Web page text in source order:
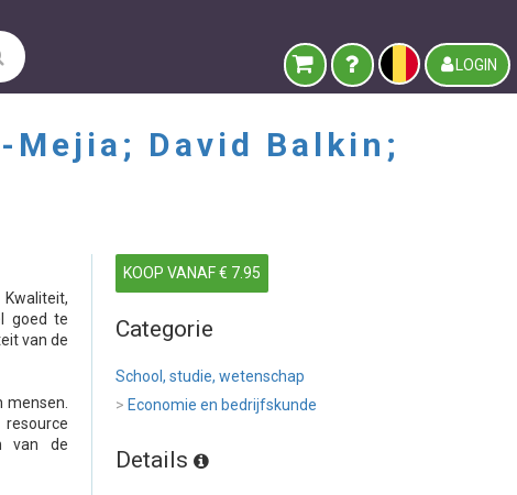
LOGIN
Mejia; David Balkin;
goed te
van de
van de
KOOP VANAF € 7.95
Categorie
School, studie, wetenschap
> Economie en bedrijfskunde
Details